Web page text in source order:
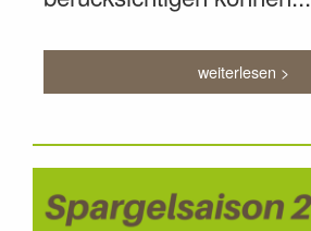
weiterlesen >